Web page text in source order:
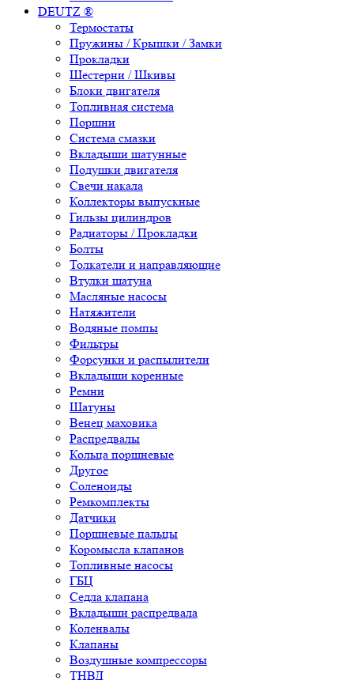
DEUTZ ®
Термостаты
Пружины / Крышки / Замки
Прокладки
Шестерни / Шкивы
Блоки двигателя
Топливная система
Поршни
Система смазки
Вкладыши шатунные
Подушки двигателя
Свечи накала
Коллекторы выпускные
Гильзы цилиндров
Радиаторы / Прокладки
Болты
Толкатели и направляющие
Втулки шатуна
Масляные насосы
Натяжители
Водяные помпы
Фильтры
Форсунки и распылители
Вкладыши коренные
Ремни
Шатуны
Венец маховика
Распредвалы
Кольца поршневые
Другое
Соленоиды
Ремкомплекты
Датчики
Поршневые пальцы
Коромысла клапанов
Топливные насосы
ГБЦ
Седла клапана
Вкладыши распредвала
Коленвалы
Клапаны
Воздушные компрессоры
ТНВД